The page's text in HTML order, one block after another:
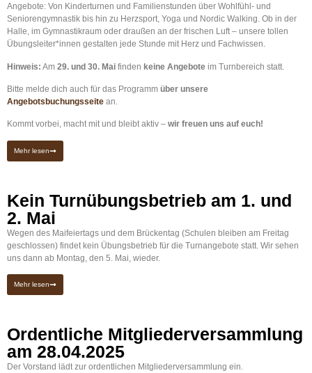
Angebote: Von Kinderturnen und Familienstunden über Wohlfühl- und
Seniorengymnastik bis hin zu Herzsport, Yoga und Nordic Walking. Ob in der
Halle, im Gymnastikraum oder draußen an der frischen Luft – unsere tollen
Übungsleiter*innen gestalten jede Stunde mit Herz und Fachwissen.
Hinweis: Am 29. und 30. Mai finden keine Angebote im Turnbereich statt.
Bitte melde dich auch für das Programm über unsere
Angebotsbuchungsseite an.
Kommt vorbei, macht mit und bleibt aktiv – wir freuen uns auf euch!
Mehr lesen
Kein Turnübungsbetrieb am 1. und
2. Mai
Wegen des Maifeiertags und dem Brückentag (Schulen bleiben am Freitag
geschlossen) findet kein Übungsbetrieb für die Turnangebote statt. Wir sehen
uns dann ab Montag, den 5. Mai, wieder.
Mehr lesen
Ordentliche Mitgliederversammlung
am 28.04.2025
Der Vorstand lädt zur ordentlichen Mitgliederversammlung ein.